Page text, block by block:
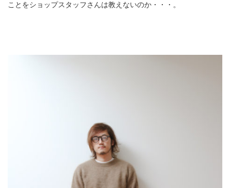
ことをショップスタッフさんは教えないのか・・・。